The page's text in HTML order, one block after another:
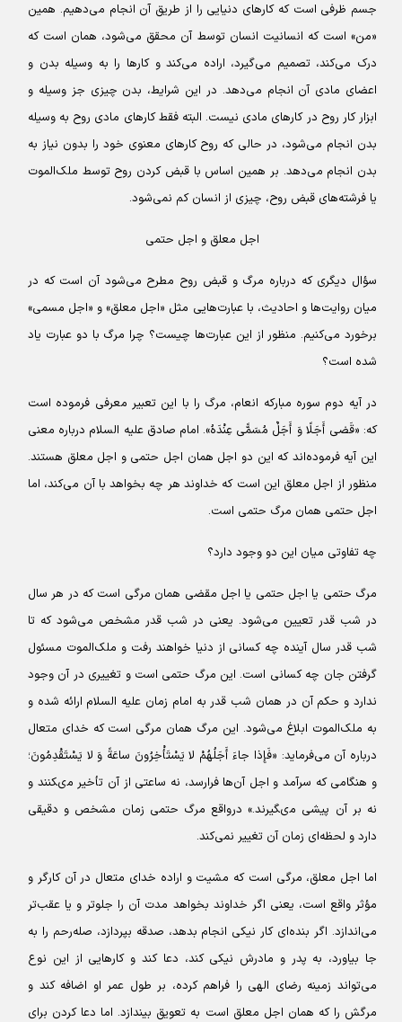
جسم ظرفی است که کارهای دنیایی را از طریق آن انجام می‌دهیم. همین
«من» است که انسانیت انسان توسط آن محقق می‌شود، همان است که
درک می‌کند، تصمیم می‌گیرد، اراده می‌کند و کارها را به وسیله بدن و
اعضای مادی آن انجام می‌دهد. در این شرایط، بدن چیزی جز وسیله و
ابزار کار روح در کارهای مادی نیست. البته فقط کارهای مادی روح به وسیله
بدن انجام می‌شود، در حالی که روح کارهای معنوی خود را بدون نیاز به
بدن انجام می‌دهد. بر همین اساس با قبض کردن روح توسط ملک‌الموت
یا فرشته‌های قبض روح، چیزی از انسان کم نمی‌شود.
اجل معلق و اجل حتمی
سؤال دیگری که درباره مرگ و قبض روح مطرح می‌شود آن است که در
میان روایت‌ها و احادیث، با عبارت‌هایی مثل «اجل معلق» و «اجل مسمی»
برخورد می‌کنیم. منظور از این عبارت‌ها چیست؟ چرا مرگ با دو عبارت یاد
شده است؟
در آیه دوم سوره مبارکه انعام، مرگ را با این تعبیر معرفی فرموده است
که: «قَضى‏ أَجَلًا وَ أَجَلٌ مُسَمًّى عِنْدَهُ». امام صادق علیه السلام درباره معنی
این آیه فرموده‌اند که این دو اجل همان اجل حتمی و اجل معلق هستند.
منظور از اجل معلق این است که خداوند هر چه بخواهد با آن می‌کند، اما
اجل حتمی همان مرگ حتمی است.
چه تفاوتی میان این دو وجود دارد؟
مرگ حتمی یا اجل حتمی یا اجل مقضی همان مرگی است که در هر سال
در شب قدر تعیین می‌شود. یعنی در شب قدر مشخص می‌شود که تا
شب قدر سال آینده چه کسانی از دنیا خواهند رفت و ملک‌الموت مسئول
گرفتن جان چه کسانی است. این مرگ حتمی است و تغییری در آن وجود
ندارد و حکم آن در همان شب قدر به امام زمان علیه السلام ارائه شده و
به ملک‌الموت ابلاغ می‌شود. این مرگ همان مرگی است که خدای متعال
درباره آن می‌فرماید: «فَإِذا جاءَ أَجَلُهُمْ لا یَسْتَأْخِرُونَ ساعَةً وَ لا یَسْتَقْدِمُونَ؛
و هنگامى که سرآمد و اجل آن‌ها فرارسد، نه ساعتى از آن تأخیر مى‏کنند و
نه بر آن پیشى مى‏گیرند.» درواقع مرگ حتمی زمان مشخص و دقیقی
دارد و لحظه‌ای زمان آن تغییر نمی‌کند.
اما اجل معلق، مرگی است که مشیت و اراده خدای متعال در آن کارگر و
مؤثر واقع است، یعنی اگر خداوند بخواهد مدت آن را جلوتر و یا عقب‌تر
می‌اندازد. اگر بنده‌ای کار نیکی انجام بدهد، صدقه بپردازد، صله‌رحم را به
جا بیاورد، به پدر و مادرش نیکی کند، دعا کند و کارهایی از این نوع
می‌تواند زمینه رضای الهی را فراهم کرده، بر طول عمر او اضافه کند و
مرگش را که همان اجل معلق است به تعویق بیندازد. اما دعا کردن برای